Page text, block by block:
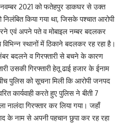
2021 को फतेहपुर डाकघर से उक्त
किया गया था, जिसके पश्चात आरोपी
एवं अपने पते व मोबाइल नम्बर बदलकर
विभिन्न स्थानों में ठिकाने बदलकर रह रहा है।
बदलने व गिरफ्तारी से बचने के कारण
उसकी गिरफ्तारी हेतू ढाई हजार के ईनाम
पुलिस को सूचना मिली कि आरोपी जनपद
कार्यवाही करते हुए पुलिस ने बीती 7
नालंदा गिरफ्तार कर लिया गया। जहाँ
के नाम से अपनी पहचान छुपा कर रह रहा